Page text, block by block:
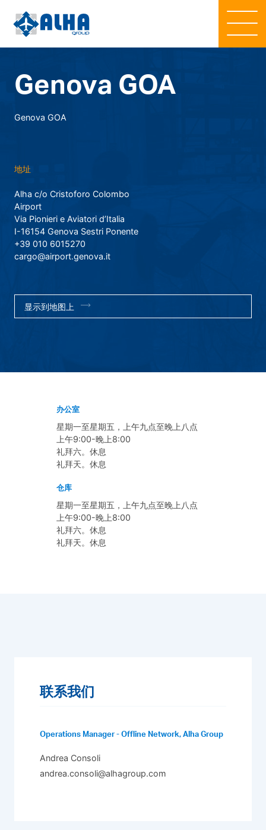
Genova GOA
Genova GOA
地址
Alha c/o Cristoforo Colombo
Airport
Via Pionieri e Aviatori d’Italia
I-16154 Genova Sestri Ponente
+39 010 6015270
cargo@airport.genova.it
显示到地图上
办公室
星期一至星期五，上午九点至晚上八点
上午9:00-晚上8:00
礼拜六。休息
礼拜天。休息
仓库
星期一至星期五，上午九点至晚上八点
上午9:00-晚上8:00
礼拜六。休息
礼拜天。休息
联系我们
Operations Manager - Offline Network, Alha Group
Andrea Consoli
andrea.consoli@alhagroup.com